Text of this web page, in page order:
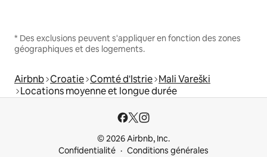
* Des exclusions peuvent s'appliquer en fonction des zones
géographiques et des logements.
Airbnb Croatie Comté d'Istrie Mali Vareški
Locations moyenne et longue durée
© 2026 Airbnb, Inc.
Confidentialité
Conditions générales